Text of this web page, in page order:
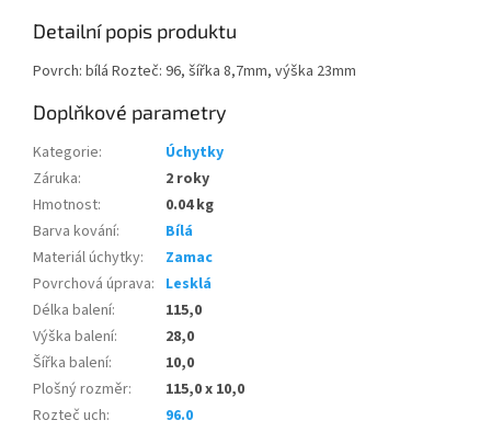
Detailní popis produktu
Povrch: bílá Rozteč: 96, šířka 8,7mm, výška 23mm
Doplňkové parametry
Kategorie:
Úchytky
Záruka:
2 roky
Hmotnost:
0.04 kg
Barva kování:
Bílá
Materiál úchytky:
Zamac
Povrchová úprava: Lesklá
Délka balení:
115,0
Výška balení:
28,0
Šířka balení:
10,0
Plošný rozměr:
115,0 x 10,0
Rozteč uch: 96.0